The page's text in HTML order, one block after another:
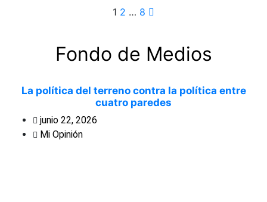
Paginación
entradas
1 2 … 8
Fondo de Medios
La política del terreno contra la política entre
cuatro paredes
junio 22, 2026
Mi Opinión